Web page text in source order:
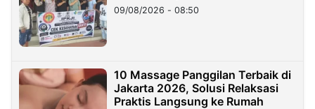
09/08/2026 - 08:50
10 Massage Panggilan Terbaik di
Jakarta 2026, Solusi Relaksasi
Praktis Langsung ke Rumah